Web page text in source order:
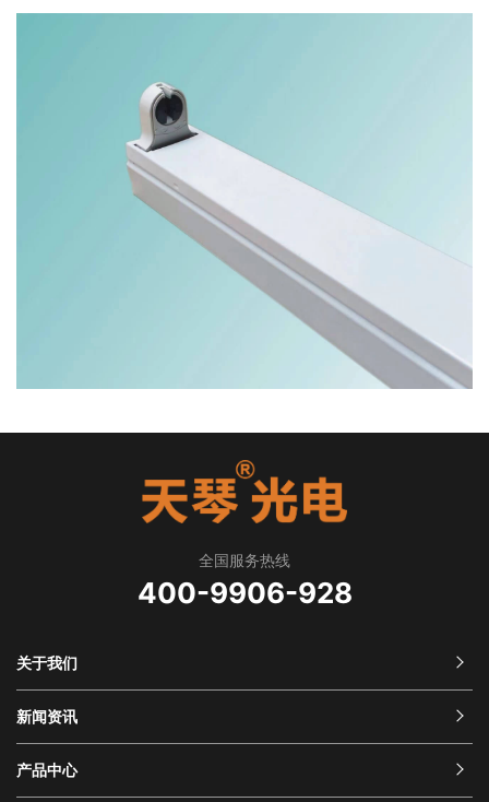
全国服务热线
400-9906-928
关于我们
新闻资讯
产品中心